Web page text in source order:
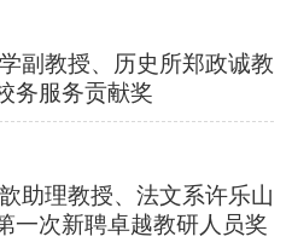
副教授、历史所郑政诚教
务服务贡献奖
助理教授、法文系许乐山
一次新聘卓越教研人员奖